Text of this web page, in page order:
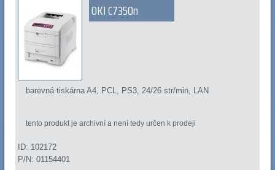
OKI C7350n
barevná tiskárna A4, PCL, PS3, 24/26 str/min, LAN
tento produkt je archivní a není tedy určen k prodeji
ID: 102172
P/N: 01154401